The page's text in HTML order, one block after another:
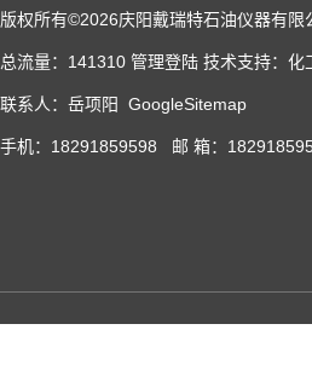
版权所有©2026庆阳戴瑞特石油仪器有限
总流量：141310 管理登陆 技术支持： 化
联系人：岳项阳 GoogleSitemap
手机：18291859598 邮 箱：